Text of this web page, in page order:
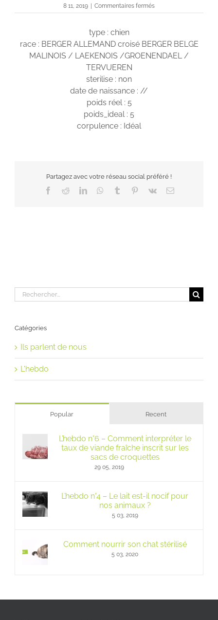
8 11, 2019 Commentaires ferméssur
Phoebe
type : chien
race : BERGER ALLEMAND croisé BERGER BELGE
MALINOIS / LAEKENOIS /GROENENDAEL /
TERVUEREN
sterilise : non
date de naissance : //
poids réel : 5
poids_ideal : 5
corpulence : Idéal
Partagez avec votre réseau social préféré !
Facebook
RedditLinkedInWhatsApp
Tumblr Pinterest
Vk Email
Rechercher:
Catégories
Ils parlent de nous
L'hebdo
Popular Recent
L’hebdo n°6 – Comment interpréter le
taux de viande fraîche inscrit sur les
sacs de croquettes
29 05, 2019
L’hebdo n°4 – Le lait est-il nocif pour
nos animaux ?
5 03, 2019
Comment nourrir son chat stérilisé
5 03, 2020